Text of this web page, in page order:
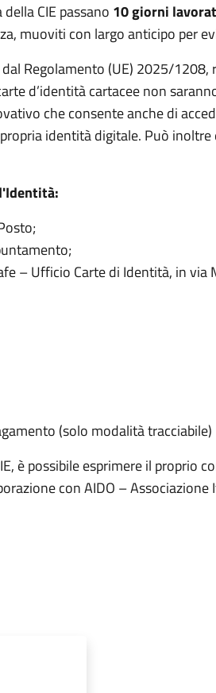
CIE passano 10 giorni
muoviti con largo anticipo per
Regolamento (UE) 2025/
d’identità cartacee non
che consente anche di
identità digitale. Può inoltre
– Ufficio Carte di Identità, in via
(solo modalità tracciabile)
è possibile esprimere il proprio
con AIDO –